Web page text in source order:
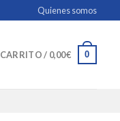
Quienes somos
CARRITO / 0,00€ 0